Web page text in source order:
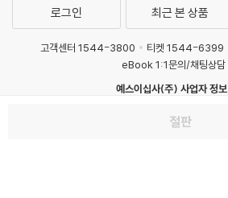
절판
로그인 최근 본 상품
고객센터 1544-3800 티켓 1544-6399
eBook 1:1문의/채팅상담
예스이십사(주) 사업자 정보
회사소개